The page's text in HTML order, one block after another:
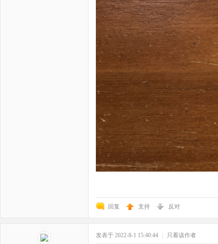
回复 支持 反对
发表于 2022-8-1 15:40:44 只看该作者